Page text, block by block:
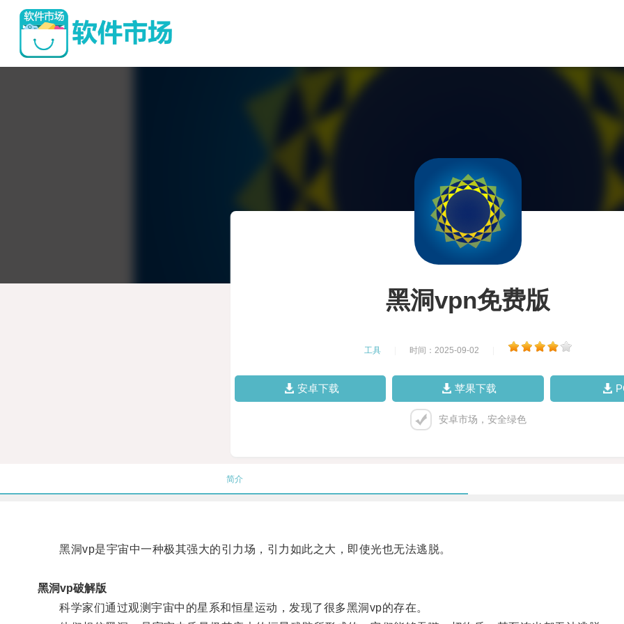
黑洞vpn免费版
工具 时间：2025-09-02
安卓下载 苹果下载
安卓市场，安全绿色
简介
黑洞vp是宇宙中一种极其强大的引力场，引力如此之大，即使光也无法逃脱。
黑洞vp破解版
科学家们通过观测宇宙中的星系和恒星运动，发现了很多黑洞vp的存在。